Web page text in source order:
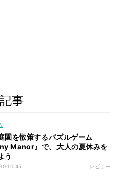
事
園を散策するパズルゲーム
Manor』で、大人の夏休みを
う
10:45 レビュー